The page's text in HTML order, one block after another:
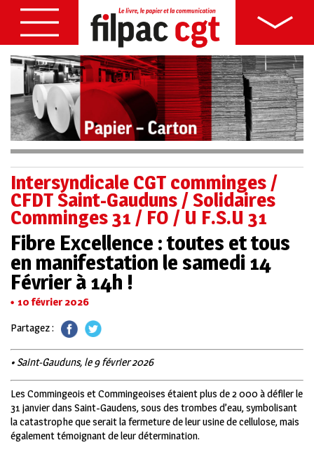
Intersyndicale CGT comminges /
CFDT Saint-Gauduns / Solidaires
Comminges 31 / FO / U F.S.U 31
Fibre Excellence : toutes et tous
en manifestation le samedi 14
Février à 14h !
10 février 2026
Partagez :
• Saint-Gauduns, le 9 février 2026
Les Commingeois et Commingeoises étaient plus de 2 000 à défiler le
31 janvier dans Saint-Gaudens, sous des trombes d’eau, symbolisant
la catastrophe que serait la fermeture de leur usine de cellulose, mais
également témoignant de leur détermination.